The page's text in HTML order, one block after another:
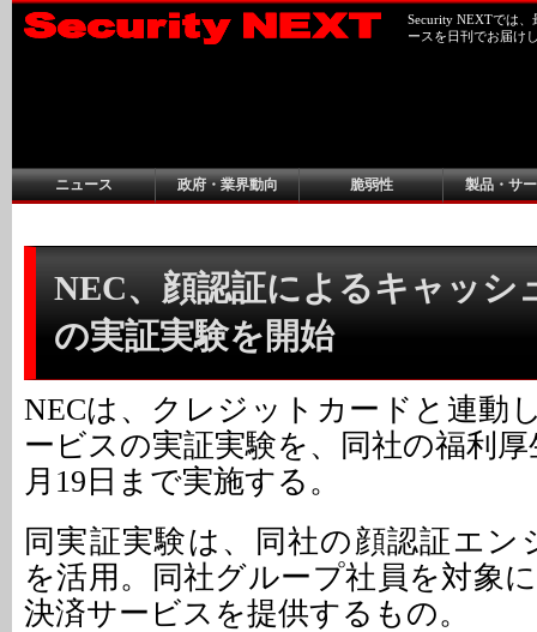
Security NEXTでは
ースを日刊でお届け
ニュース 政府・業界動向 脆弱性 製品・サ
NEC、顔認証によるキャッシ
の実証実験を開始
NECは、クレジットカードと連動
ービスの実証実験を、同社の福利
月19日まで実施する。
同実証実験は、同社の顔認証エン
を活用。同社グループ社員を対象
決済サービスを提供するもの。